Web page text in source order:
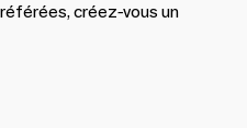
créez-vous un